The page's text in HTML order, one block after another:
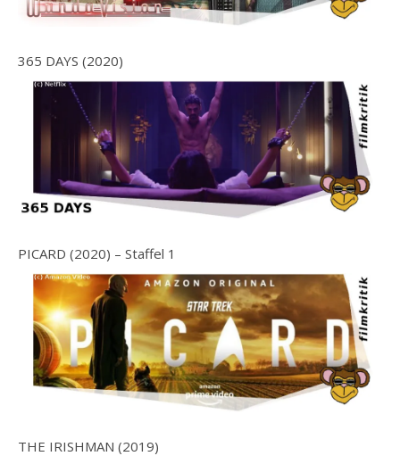
365 DAYS (2020)
PICARD (2020) – Staffel 1
THE IRISHMAN (2019)